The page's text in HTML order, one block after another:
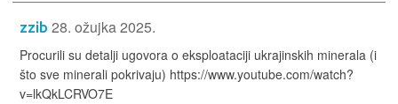
zzib 28. ožujka 2025.
Procurili su detalji ugovora o eksploataciji ukrajinskih minerala (i
što sve minerali pokrivaju) https://www.youtube.com/watch?
v=lkQkLCRVO7E